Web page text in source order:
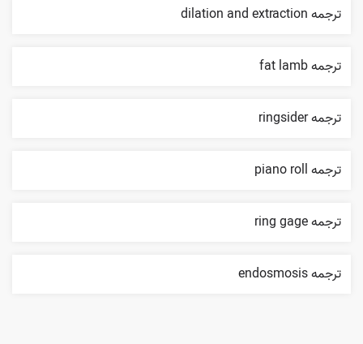
ترجمه dilation and extraction
ترجمه fat lamb
ترجمه ringsider
ترجمه piano roll
ترجمه ring gage
ترجمه endosmosis